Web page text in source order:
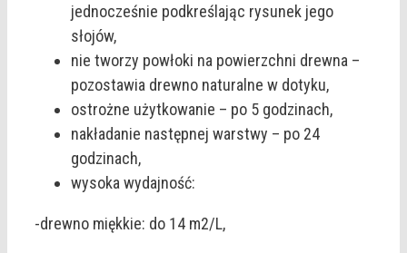
jednocześnie podkreślając rysunek jego
słojów,
nie tworzy powłoki na powierzchni drewna –
pozostawia drewno naturalne w dotyku,
ostrożne użytkowanie – po 5 godzinach,
nakładanie następnej warstwy – po 24
godzinach,
wysoka wydajność:
-drewno miękkie: do 14 m2/L,